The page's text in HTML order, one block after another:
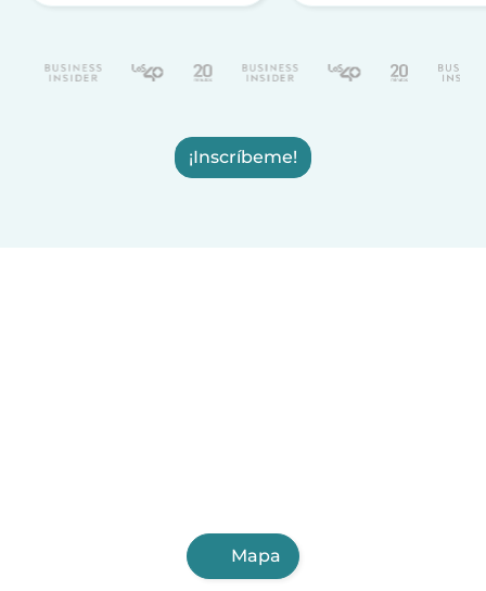
¡Inscríbeme!
Mapa